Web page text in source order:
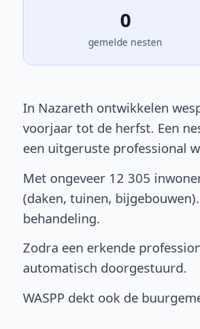
0
gemelde nesten
In Nazareth ontwikkelen
voorjaar tot de herfst. Een
een uitgeruste professional
Met ongeveer 12 305
(daken, tuinen,
behandeling.
Zodra een erkende
automatisch doorgestuurd.
WASPP dekt ook de